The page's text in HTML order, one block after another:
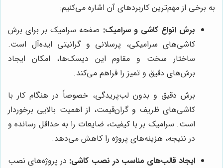
به برخی از مهم‌ترین کاربردهای آن اشاره می‌کنیم:
برش انواع کاشی و سرامیک: صفحه سرامیک بر برای برش
کاشی‌های سرامیکی، پرسلانی و گرانیتی ایده‌آل است.
ساختار سخت و مقاوم این دیسک‌ها، امکان ایجاد
برش‌های دقیق و تمیز را فراهم می‌کند.
برش دقیق و بدون لب‌پریدگی، خصوصاً در هنگام کار با
کاشی‌های ظریف و گران‌قیمت، از اهمیت بالایی برخوردار
است. سرامیک بر با کیفیت، ضایعات را به حداقل رسانده و
در نتیجه، هزینه‌های پروژه را کاهش می‌دهد.
ایجاد قالب‌های مناسب در نصب کاشی: در پروژه‌های نصب